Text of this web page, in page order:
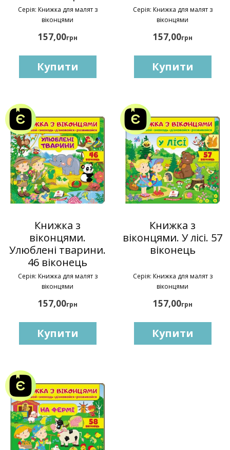
Серія: Книжка для малят з
віконцями
157,00грн
Купити
Серія: Книжка для малят з
віконцями
157,00грн
Купити
Книжка з
віконцями.
Улюблені тварини.
46 віконець
Серія: Книжка для малят з
віконцями
157,00грн
Купити
Книжка з
віконцями. У лісі. 57
віконець
Серія: Книжка для малят з
віконцями
157,00грн
Купити